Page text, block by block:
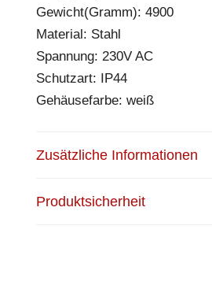
Gewicht(Gramm): 4900
Material: Stahl
Spannung: 230V AC
Schutzart: IP44
Gehäusefarbe: weiß
Zusätzliche Informationen
Produktsicherheit